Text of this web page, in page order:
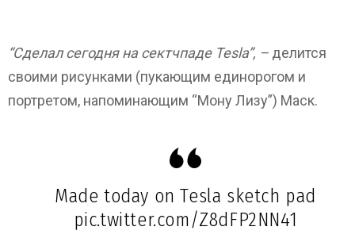
“Сделал сегодня на сектчпаде Tesla”, – делится
своими рисунками (пукающим единорогом и
портретом, напоминающим “Мону Лизу”) Маск.
Made today on Tesla sketch pad
pic.twitter.com/Z8dFP2NN41